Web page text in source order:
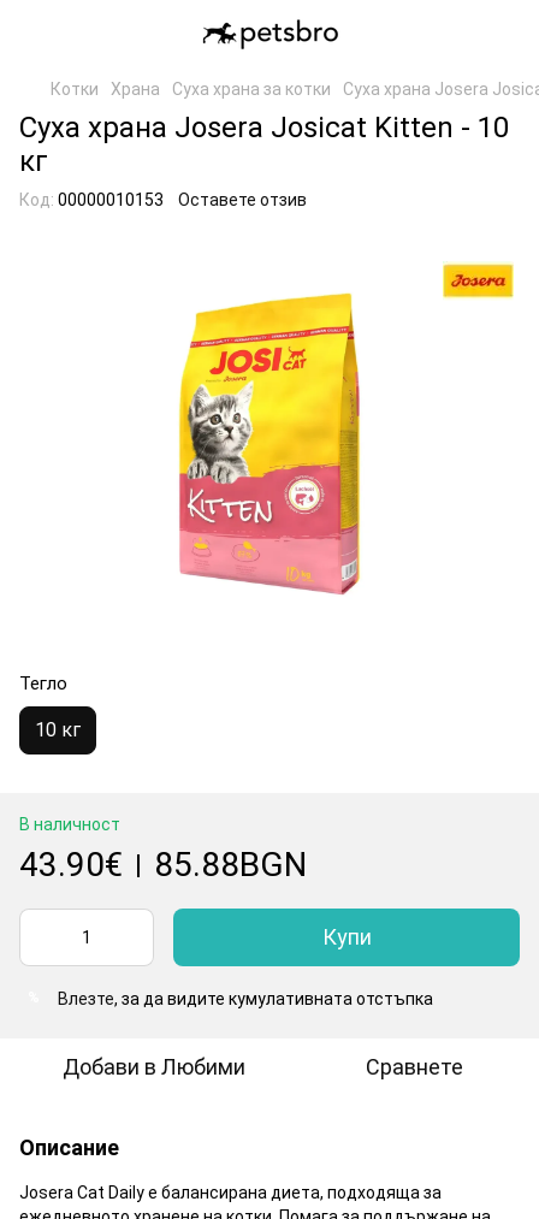
Котки Храна Суха храна за котки Суха храна Josera
Суха храна Josera Josicat Kitten - 10
кг
Код: 00000010153 Оставете отзив
Тегло
10 кг
В наличност
43.90€ | 85.88BGN
Купи
Влезте, за да видите кумулативната отстъпка
Добави в Любими Сравнете
Описание
Josera Cat Daily е балансирана диета, подходяща за